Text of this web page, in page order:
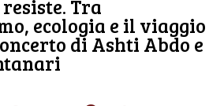
Tra
ecologia e il viaggio
di Ashti Abdo e